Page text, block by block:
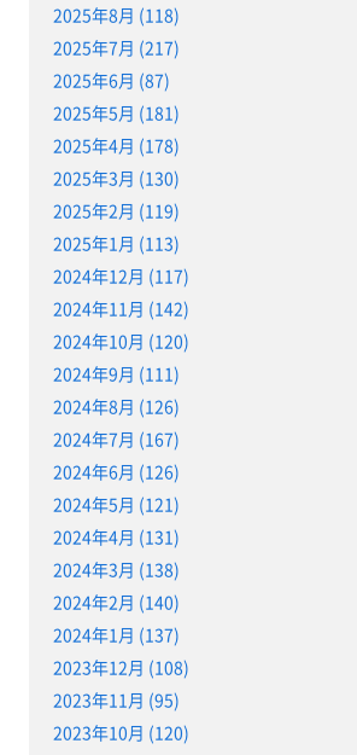
2025年8月 (118)
2025年7月 (217)
2025年6月 (87)
2025年5月 (181)
2025年4月 (178)
2025年3月 (130)
2025年2月 (119)
2025年1月 (113)
2024年12月 (117)
2024年11月 (142)
2024年10月 (120)
2024年9月 (111)
2024年8月 (126)
2024年7月 (167)
2024年6月 (126)
2024年5月 (121)
2024年4月 (131)
2024年3月 (138)
2024年2月 (140)
2024年1月 (137)
2023年12月 (108)
2023年11月 (95)
2023年10月 (120)